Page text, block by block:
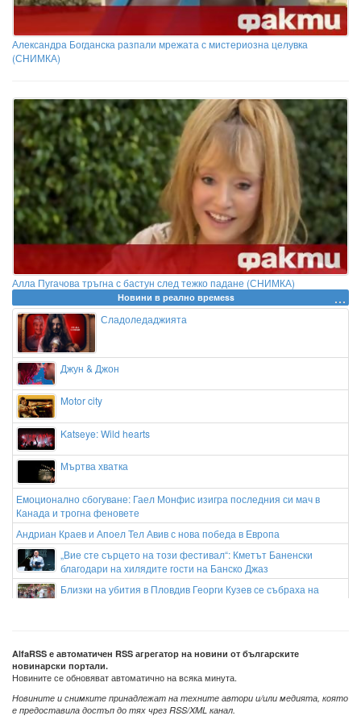
Александра Богданска разпали мрежата с мистериозна целувка
(СНИМКА)
Алла Пугачова тръгна с бастун след тежко падане (СНИМКА)
Новини в реално времеss
Сладоледаджията
Джун & Джон
Motor city
Katseye: Wild hearts
Мъртва хватка
Емоционално сбогуване: Гаел Монфис изигра последния си мач в
Канада и трогна феновете
Андриан Краев и Апоел Тел Авив с нова победа в Европа
„Вие сте сърцето на този фестивал“: Кметът Баненски
благодари на хилядите гости на Банско Джаз
Близки на убития в Пловдив Георги Кузев се събраха на
AlfaRSS е автоматичен RSS агрегатор на новини от българските
новинарски портали.
Новините се обновяват автоматично на всяка минута.
Новините и снимките принадлежат на техните автори и/или медията, която
е предоставила достъп до тях чрез RSS/XML канал.